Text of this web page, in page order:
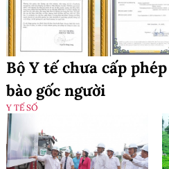
Bộ Y tế chưa cấp
bào gốc người
Y TẾ SỐ